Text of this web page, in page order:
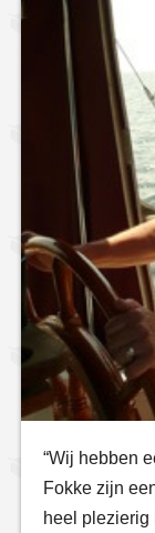
“Wij hebben
Fokke zijn
heel plezierig